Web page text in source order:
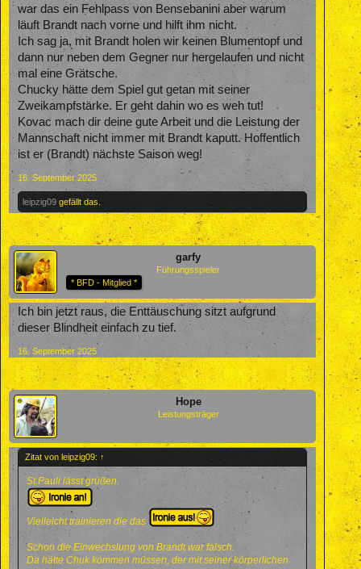
war das ein Fehlpass von Bensebanini aber warum
läuft Brandt nach vorne und hilft ihm nicht.
Ich sag ja, mit Brandt holen wir keinen Blumentopf und
dann nur neben dem Gegner nur hergelaufen und nicht
mal eine Grätsche.
Chucky hätte dem Spiel gut getan mit seiner
Zweikampfstärke. Er geht dahin wo es weh tut!
Kovac mach dir deine gute Arbeit und die Leistung der
Mannschaft nicht immer mit Brandt kaputt. Hoffentlich
ist er (Brandt) nächste Saison weg!
16. September 2025
leipzig09 gefällt das.
garfy
Führungsspieler
* BFD - Mitglied *
Ich bin jetzt raus, die Enttäuschung sitzt aufgrund
dieser Blindheit einfach zu tief.
16. September 2025
Hope
Leistungsträger
Zitat von leipzig09: ↑
St.Pauli lässt grüßen.
Vielleicht trainieren die das
Schon die Einwechslung von Brandt war falsch.
Da hätte Chuk kommen müssen, der mit seiner körperlichen